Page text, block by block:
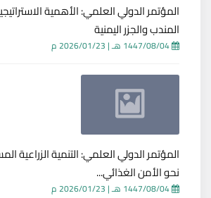
المؤتمر الدولي العلمي: الأهمية
المندب والجزر اليمنية
| 2026/01/23 م
المؤتمر الدولي العلمي: التنمية الزراعية
نحو الأمن الغذائي...
| 2026/01/23 م